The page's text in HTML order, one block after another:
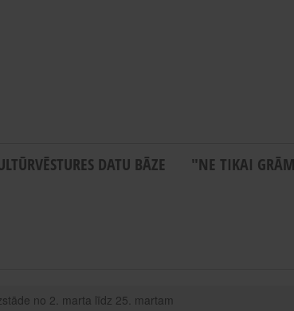
DATU BĀZE "NE TIKAI
no 2. marta līdz 25. martam